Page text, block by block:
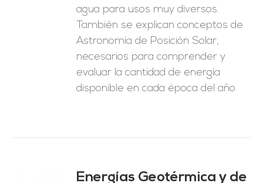
agua para usos muy diversos.
También se explican conceptos de
Astronomía de Posición Solar,
necesarios para comprender y
evaluar la cantidad de energía
disponible en cada época del año.
Energías Geotérmica y de